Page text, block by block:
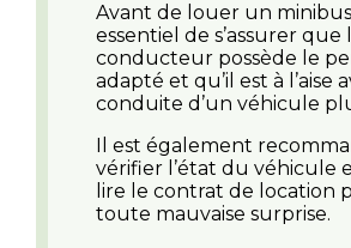
Avant de louer un
essentiel de s’assurer que
conducteur possède le
adapté et qu’il est à l’aise
conduite d’un véhicule
Il est également
vérifier l’état du véhicule
lire le contrat de location
toute mauvaise surprise.